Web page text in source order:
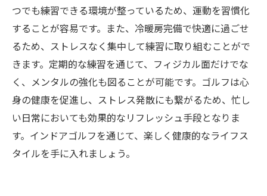
つでも練習できる環境が整っているため、運動を習慣化
することが容易です。また、冷暖房完備で快適に過ごせ
るため、ストレスなく集中して練習に取り組むことがで
きます。定期的な練習を通じて、フィジカル面だけでな
く、メンタルの強化も図ることが可能です。ゴルフは心
身の健康を促進し、ストレス発散にも繋がるため、忙し
い日常においても効果的なリフレッシュ手段となりま
す。インドアゴルフを通じて、楽しく健康的なライフス
タイルを手に入れましょう。